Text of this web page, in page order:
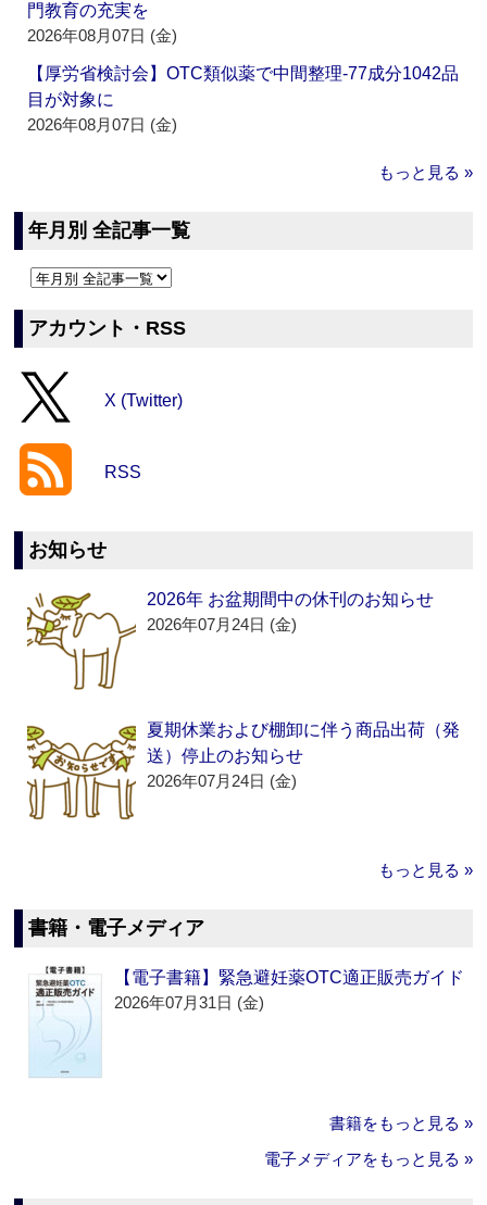
門教育の充実を
2026年08月07日 (金)
【厚労省検討会】OTC類似薬で中間整理‐77成分1042品
目が対象に
2026年08月07日 (金)
もっと見る »
年月別 全記事一覧
アカウント・RSS
X (Twitter)
RSS
お知らせ
2026年 お盆期間中の休刊のお知らせ
2026年07月24日 (金)
夏期休業および棚卸に伴う商品出荷（発
送）停止のお知らせ
2026年07月24日 (金)
もっと見る »
書籍・電子メディア
【電子書籍】緊急避妊薬OTC適正販売ガイド
2026年07月31日 (金)
書籍をもっと見る »
電子メディアをもっと見る »